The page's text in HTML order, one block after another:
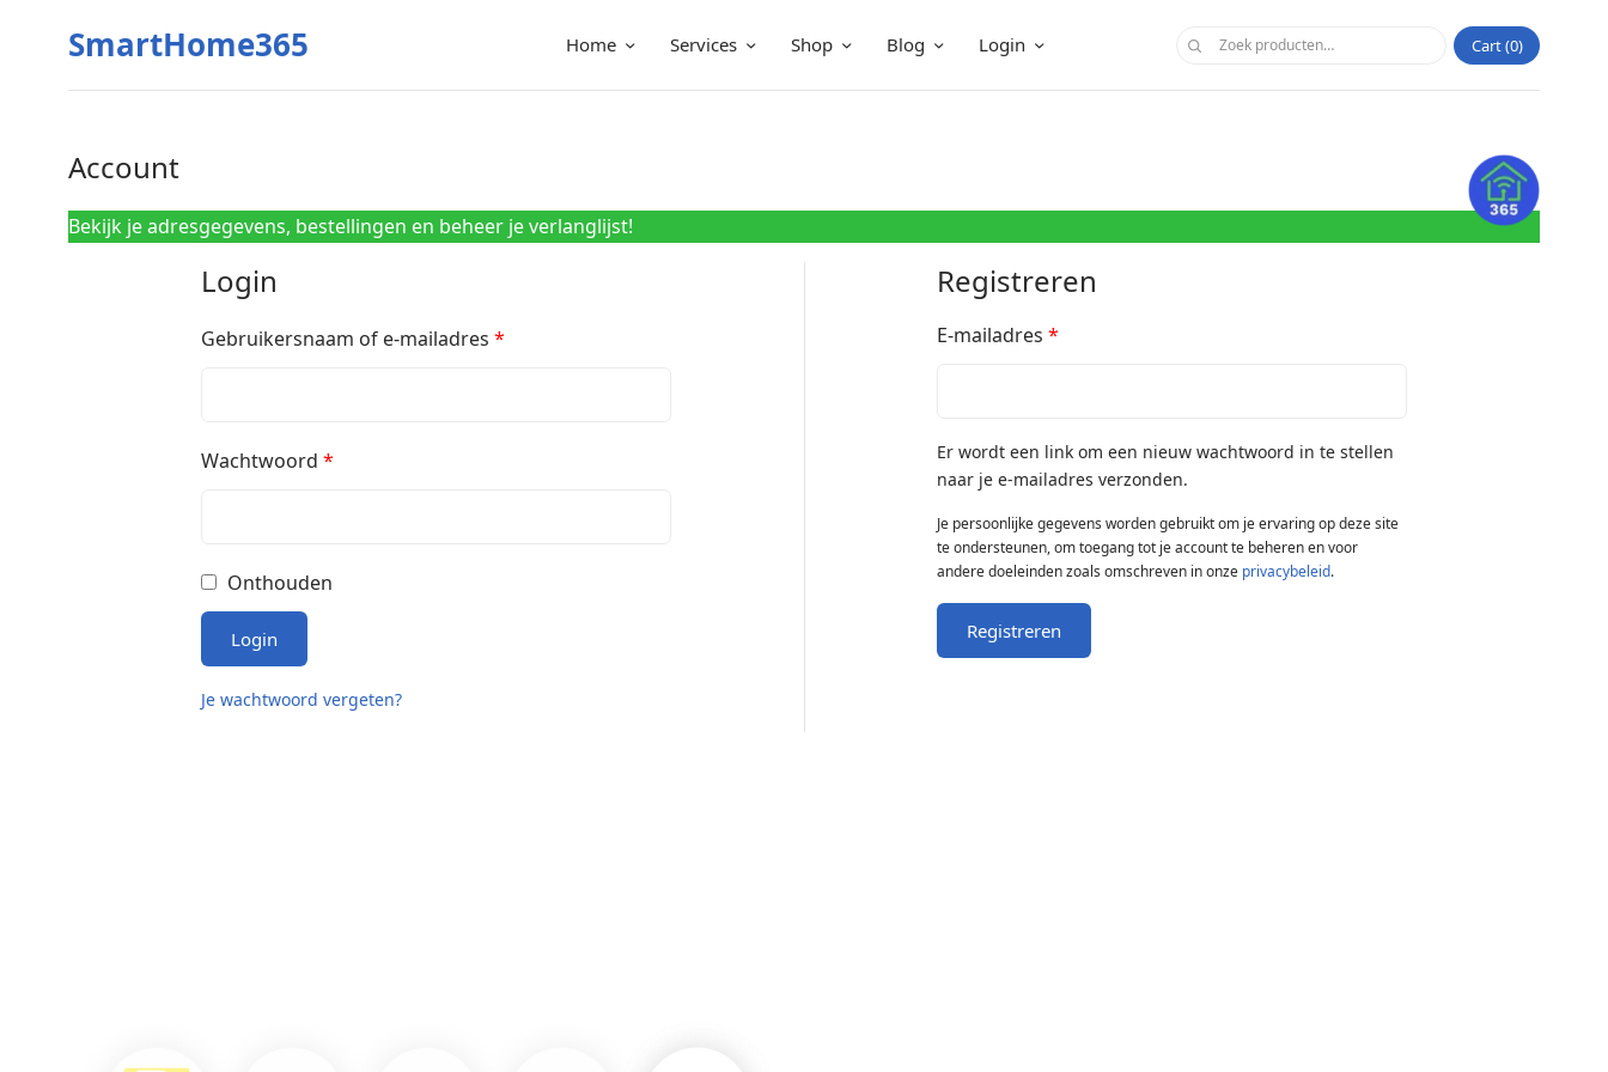
SmartHome365 Home Services Shop Blog Login Cart 0
Account
Bekijk je adresgegevens, bestellingen en beheer je verlanglijst!
Login
Gebruikersnaam of e-mailadres *
Wachtwoord *
Onthouden
Login
Je wachtwoord vergeten?
Registreren
E-mailadres*
Er wordt een link om een nieuw wachtwoord in te stellen
naar je e-mailadres verzonden.
Je persoonlijke gegevens worden gebruikt om je ervaring op deze site
te ondersteunen, om toegang tot je account te beheren en voor
andere doeleinden zoals omschreven in onze privacybeleid.
Registreren